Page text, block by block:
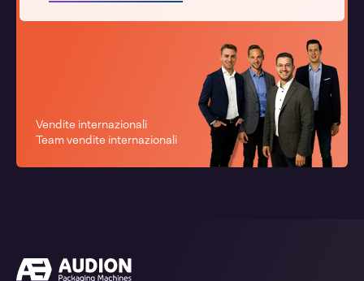
Vendite internazionali
Team vendite internazionali